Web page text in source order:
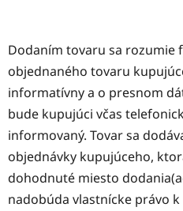
Dodaním tovaru sa rozumie
objednaného tovaru
informatívny a o presnom
bude kupujúci včas
informovaný. Tovar sa
objednávky kupujúceho,
dohodnuté miesto
nadobúda vlastnícke právo